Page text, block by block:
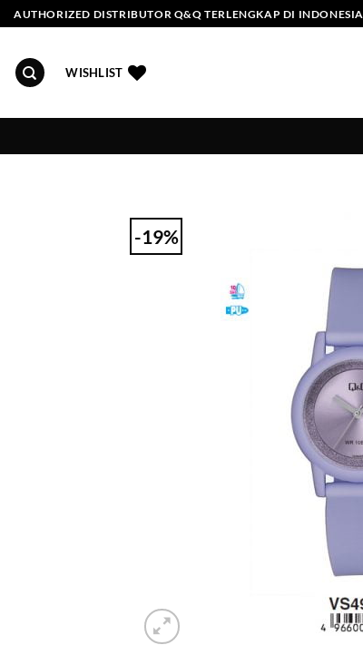
Skip
to
content
AUTHORIZED DISTRIBUTOR Q&Q TERLENGKAP DI INDONESIA
WISHLIST
-19%